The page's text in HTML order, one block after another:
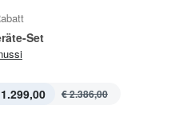
Set
€ 2.386,00